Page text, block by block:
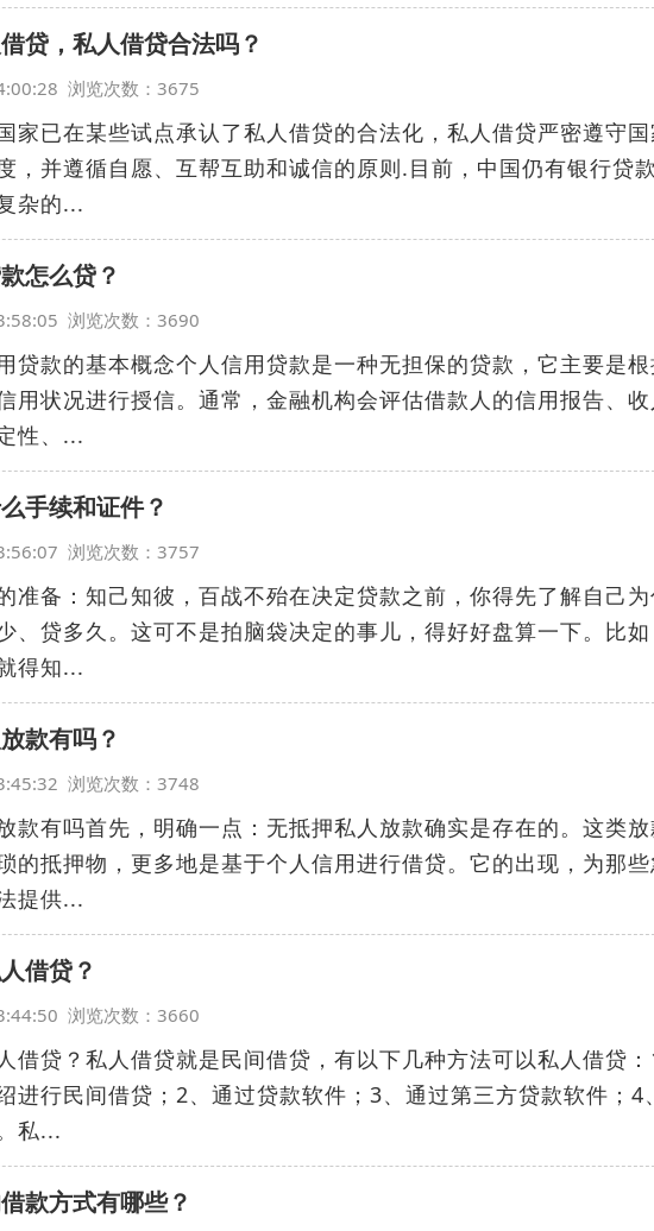
贷，私人借贷合法吗？
浏览次数：3675
家已在某些试点承认了私人借贷的合法化，私人借贷严密遵守
，并遵循自愿、互帮互助和诚信的原则.目前，中国仍有银行贷
杂的...
怎么贷？
浏览次数：3690
贷款的基本概念个人信用贷款是一种无担保的贷款，它主要是
用状况进行授信。通常，金融机构会评估借款人的信用报告、
性、...
手续和证件？
浏览次数：3757
准备：知己知彼，百战不殆在决定贷款之前，你得先了解自己
、贷多久。这可不是拍脑袋决定的事儿，得好好盘算一下。比
得知...
款有吗？
浏览次数：3748
款有吗首先，明确一点：无抵押私人放款确实是存在的。这类
的抵押物，更多地是基于个人信用进行借贷。它的出现，为那
提供...
借贷？
浏览次数：3660
借贷？私人借贷就是民间借贷，有以下几种方法可以私人借贷
进行民间借贷；2、通过贷款软件；3、通过第三方贷款软件；4
私...
款方式有哪些？